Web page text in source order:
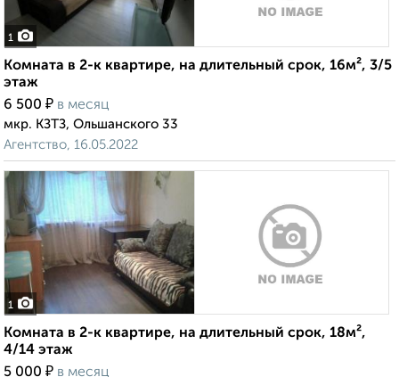
1
Комната в 2-к квартире, на длительный срок, 16м², 3/5
этаж
6 500 ₽ в месяц
мкр. КЗТЗ, Ольшанского 33
Агентство, 16.05.2022
1
Комната в 2-к квартире, на длительный срок, 18м²,
4/14 этаж
5 000 ₽ в месяц